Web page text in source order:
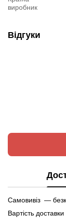
виробник
Відгуки
Самовивіз —
Вартість